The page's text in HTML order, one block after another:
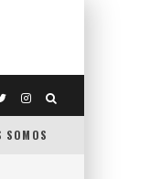
SOMOS